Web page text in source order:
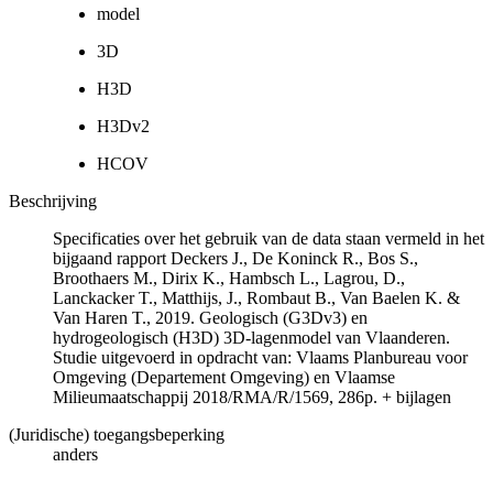
model
3D
H3D
H3Dv2
HCOV
Beschrijving
Specificaties over het gebruik van de data staan vermeld in het
bijgaand rapport Deckers J., De Koninck R., Bos S.,
Broothaers M., Dirix K., Hambsch L., Lagrou, D.,
Lanckacker T., Matthijs, J., Rombaut B., Van Baelen K. &
Van Haren T., 2019. Geologisch (G3Dv3) en
hydrogeologisch (H3D) 3D-lagenmodel van Vlaanderen.
Studie uitgevoerd in opdracht van: Vlaams Planbureau voor
Omgeving (Departement Omgeving) en Vlaamse
Milieumaatschappij 2018/RMA/R/1569, 286p. + bijlagen
(Juridische) toegangsbeperking
anders